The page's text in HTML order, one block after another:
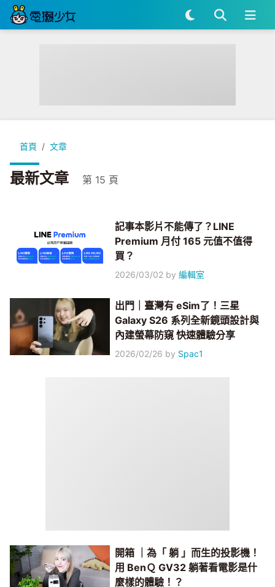
首頁 文章
最新文章 第 15 頁
記事本影片不能傳了？LINE
Premium 月付 165 元值不值得
買？
2026/03/02 by編輯室
出門｜臺灣有 eSim了！三星
Galaxy S26 系列全新鏡頭設計與
內建螢幕防窺 快速體驗分享
2026/02/26 by Spac1
開箱 ｜為「 躺 」而生的投影機！
用 BenＱ GV32 躺著看電影是什
麼樣的體驗！？